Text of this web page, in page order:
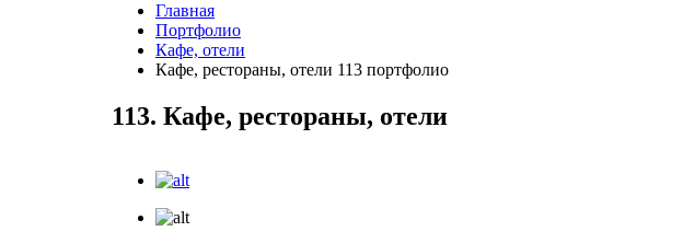
Главная
Портфолио
Кафе, отели
Кафе, рестораны, отели 113 портфолио
113. Кафе, рестораны, отели